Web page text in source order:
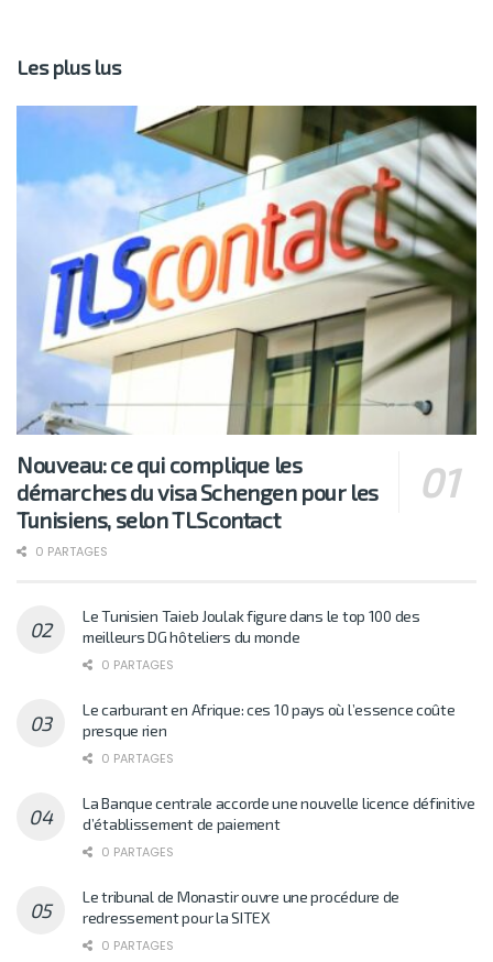
Les plus lus
Nouveau: ce qui complique les
démarches du visa Schengen pour les
Tunisiens, selon TLScontact
0 PARTAGES
Le Tunisien Taieb Joulak figure dans le top 100 des
meilleurs DG hôteliers du monde
0 PARTAGES
Le carburant en Afrique: ces 10 pays où l’essence coûte
presque rien
0 PARTAGES
La Banque centrale accorde une nouvelle licence définitive
d’établissement de paiement
0 PARTAGES
Le tribunal de Monastir ouvre une procédure de
redressement pour la SITEX
0 PARTAGES